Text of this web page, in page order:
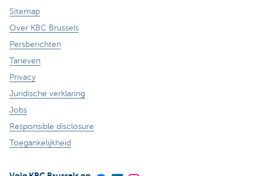
Sitemap
Over KBC Brussels
Persberichten
Tarieven
Privacy
Juridische verklaring
Jobs
Responsible disclosure
Toegankelijkheid